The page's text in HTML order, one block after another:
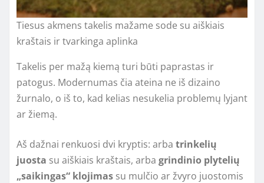
Tiesus akmens takelis mažame sode su aiškiais
kraštais ir tvarkinga aplinka
Takelis per mažą kiemą turi būti paprastas ir
patogus. Modernumas čia ateina ne iš dizaino
žurnalo, o iš to, kad kelias nesukelia problemų lyjant
ar žiemą.
Aš dažnai renkuosi dvi kryptis: arba trinkelių
juosta su aiškiais kraštais, arba grindinio plytelių
„saikingas“ klojimas su mulčio ar žvyro juostomis